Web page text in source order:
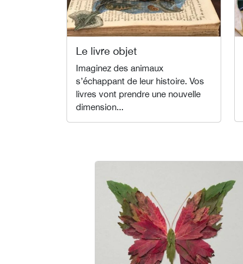
Le livre objet
Imaginez des animaux
s’échappant de leur histoire. Vos
livres vont prendre une nouvelle
dimension...